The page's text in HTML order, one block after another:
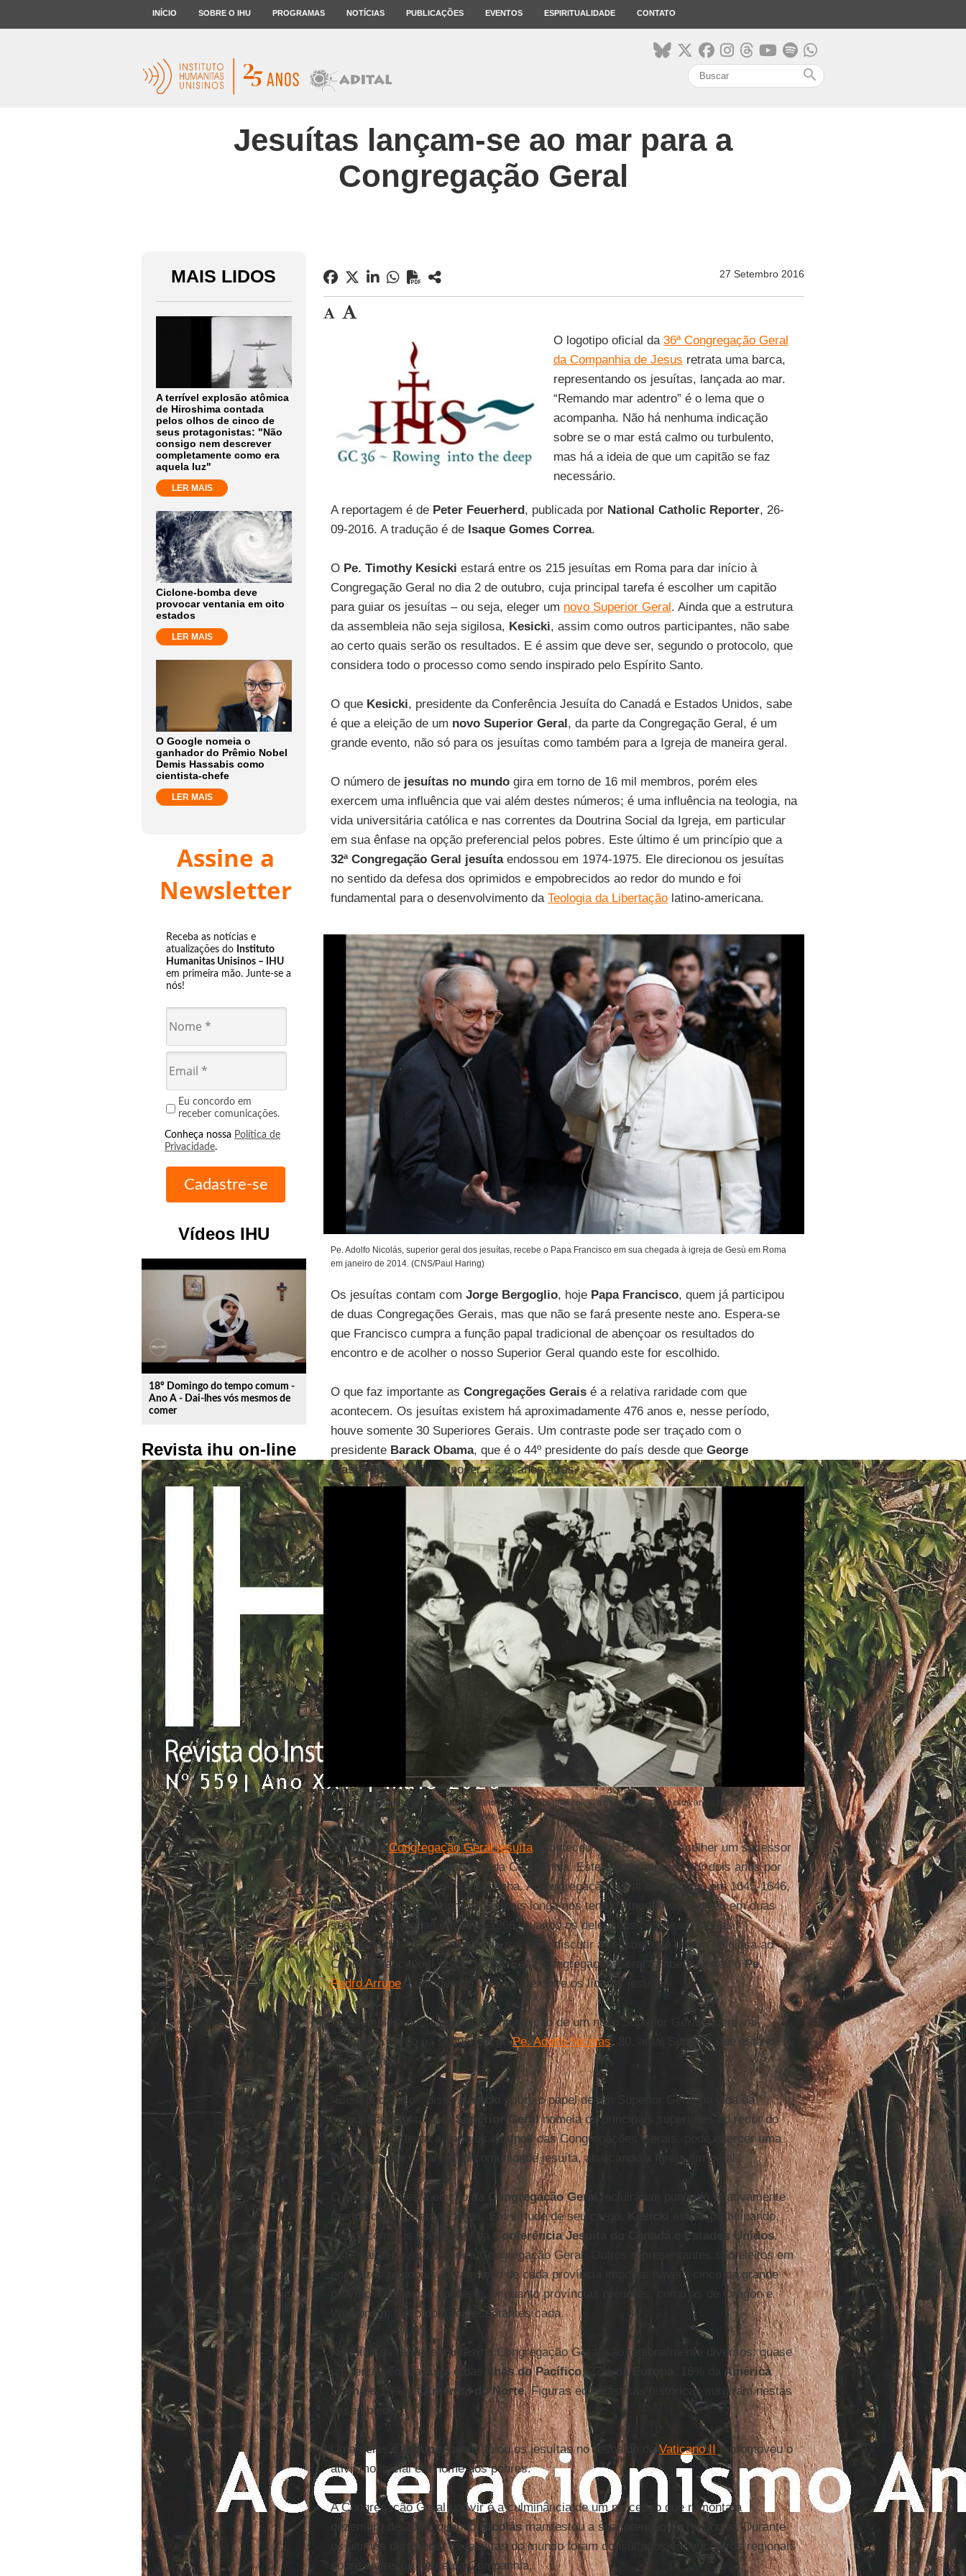
INÍCIO SOBRE O IHU PROGRAMAS NOTÍCIAS PUBLICAÇÕES EVENTOS ESPIRITUALIDADE CONTATO
search
Jesuítas lançam-se ao mar para a
Congregação Geral
MAIS LIDOS
A terrível explosão atômica
de Hiroshima contada
pelos olhos de cinco de
seus protagonistas: "Não
consigo nem descrever
completamente como era
aquela luz"
LER MAIS
Ciclone-bomba deve
provocar ventania em oito
estados
LER MAIS
O Google nomeia o
ganhador do Prêmio Nobel
Demis Hassabis como
cientista-chefe
LER MAIS
Assine a
Newsletter
Receba as notícias e
atualizações do Instituto
Humanitas Unisinos – IHU
em primeira mão. Junte-se a
nós!
Eu concordo em
receber comunicações.
Conheça nossa Política de
Privacidade.
Vídeos IHU
play_circle_outline
18º Domingo do tempo comum -
Ano A - Dai-lhes vós mesmos de
comer
Revista ihu on-line
27 Setembro 2016
O logotipo oficial da 36ª Congregação Geral
da Companhia de Jesus retrata uma barca,
representando os jesuítas, lançada ao mar.
“Remando mar adentro” é o lema que o
acompanha. Não há nenhuma indicação
sobre se o mar está calmo ou turbulento,
mas há a ideia de que um capitão se faz
necessário.
A reportagem é de Peter Feuerherd, publicada por National Catholic Reporter, 26-
09-2016. A tradução é de Isaque Gomes Correa.
O Pe. Timothy Kesicki estará entre os 215 jesuítas em Roma para dar início à
Congregação Geral no dia 2 de outubro, cuja principal tarefa é escolher um capitão
para guiar os jesuítas – ou seja, eleger um novo Superior Geral. Ainda que a estrutura
da assembleia não seja sigilosa, Kesicki, assim como outros participantes, não sabe
ao certo quais serão os resultados. E é assim que deve ser, segundo o protocolo, que
considera todo o processo como sendo inspirado pelo Espírito Santo.
O que Kesicki, presidente da Conferência Jesuíta do Canadá e Estados Unidos, sabe
é que a eleição de um novo Superior Geral, da parte da Congregação Geral, é um
grande evento, não só para os jesuítas como também para a Igreja de maneira geral.
O número dejesuítas no mundogira em torno de 16 mil membros, porém eles
exercem uma influência que vai além destes números; é uma influência na teologia, na
vida universitária católica e nas correntes da Doutrina Social da Igreja, em particular
em sua ênfase na opção preferencial pelos pobres. Este último é um princípio que a
32ª Congregação Geral jesuítaendossou em 1974-1975. Ele direcionou os jesuítas
no sentido da defesa dos oprimidos e empobrecidos ao redor do mundo e foi
fundamental para o desenvolvimento da Teologia da Libertaçãolatino-americana.
Pe. Adolfo Nicolás, superior geral dos jesuítas, recebe o Papa Francisco em sua chegada à igreja de Gesù em Roma
em janeiro de 2014. (CNS/Paul Haring)
Os jesuítas contam com Jorge Bergoglio, hojePapa Francisco, quem já participou
de duas Congregações Gerais, mas que não se fará presente neste ano. Espera-se
que Francisco cumpra a função papal tradicional de abençoar os resultados do
encontro e de acolher o nosso Superior Geral quando este for escolhido.
O que faz importante as Congregações Geraisé a relativa raridade com que
acontecem. Os jesuítas existem há aproximadamente 476 anos e, nesse período,
houve somente 30 Superiores Gerais. Um contraste pode ser traçado com o
presidente Barack Obama, que é o 44º presidente do país desde que George
Washingtonsubiu ao poder a 228 anos atrás.
O Pe. Pedro Arrupe, SJ, em primeiro plano, sorri durante uma coletiva de imprensa realizada antes da 32ª
Congregação Geral, iniciada em Roma no dia 03-12-1974. (CNS)
A primeiraCongregação Geral jesuítaaconteceu em 1558 para escolher um sucessor
de Inácio de Loyola, fundador da Companhia. Este evento atrasou por dois anos por
causa do papa e do rei da Espanha. A Congregação Geral mais longa, em 1645-1646,
levou 145 dias; a Congregação mais longa nos tempos modernos ocorreu em duas
sessões separadas em 1965-1966, quando os delegados passaram meses,
interrompidos por uma longa pausa, para discutir a resposta da ordem religiosa ao
Concílio Vaticano II (1962-1965). Essa Congregação Geral também elegeu oPe.
Pedro Arrupe, considerado um gigante entre os líderes jesuítas.
A assembleia deste ano incluirá a eleição de um novo Superior Geral, quem vai
assumir o cargo na sequência doPe. Adolfo Nicolás, 80, atual Superior que está se
aposentando.
“Ele é poderoso”, disseKesicki
sobre o papel de um Superior Geral na vida da
comunidade jesuíta. OSuperior Geralnomeia os principais superiores ao redor do
mundo e, por levar a cabo os ditamos das Congregações Gerais, pode exercer uma
influência que vai além da comunidade jesuíta, abarcando a Igreja em geral.
O eleitorado desta edição da Congregação Geral
incluirá um punhado relativamente
grande de norte-americanos. Em virtude de seu cargo,
Kesicki
estará participando,
assim como os superiores da
Conferência Jesuíta do Canadá e Estados Unidos.
Esta vai ser a sua primeira Congregação Geral. Outros representantes são eleitos em
encontros regionais. O tamanho de cada província importa: haverá cinco da grande
província da região nordeste, enquanto províncias menores, como as de Oregon e
Wisconsin, terão dois representantes cada.
No total, os representantes na Congregação Geral são regionalmente diversos: quase
um terço vêm da
Ásiae das Ilhas do Pacífico, 27% da
América
Latina e 15% da América do Norte. Figuras eclesiásticas históricas surgiram nestas
assembleias.
Uma delas é Arrupe , quem guiou os jesuítas no rescaldo do Vaticano II e promoveu o
ativismo social em nome dos pobres.
A Congregação Geral por vir é a culminância de um processo que remonta a
dezembro de 2014, quando Nicolásmanifestou a sua intenção de renunciar. Durante
os últimos dois anos, os jesuítas do mundo foram consultados em encontros regionais
sobre a direção futura da Companhia.